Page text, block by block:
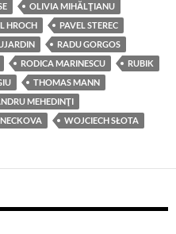
OLIVIA MIHĂLŢIANU
HROCH
PAVEL STEREC
RADU GORGOS
RODICA MARINESCU
RUBIK
THOMAS MANN
MEHEDINŢI
WOJCIECH SŁOTA